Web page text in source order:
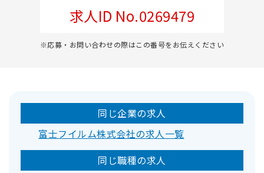
求人ID No.0269479
※応募・お問い合わせの際はこの番号をお伝えください
同じ企業の求人
富士フイルム株式会社の求人一覧
同じ職種の求人